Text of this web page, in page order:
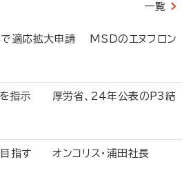
一覧
適応拡大申請 MSDのエヌフロン
を指示 厚労省、24年公表のP3結
指す オンコリス・浦田社長